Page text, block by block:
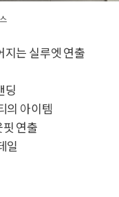
지는 실루엣 연출
딩
의 아이템
연출
일